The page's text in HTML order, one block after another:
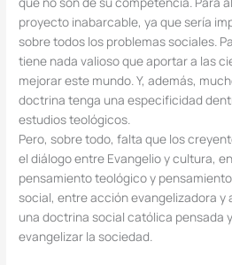
proyecto inabarcable, ya que sería
sobre todos los problemas sociales.
tiene nada valioso que aportar a las
mejorar este mundo. Y, además,
doctrina tenga una especificidad
estudios teológicos.
Pero, sobre todo, falta que los
el diálogo entre Evangelio y cultura,
pensamiento teológico y
social, entre acción evangelizadora y
una doctrina social católica pensada
evangelizar la sociedad.